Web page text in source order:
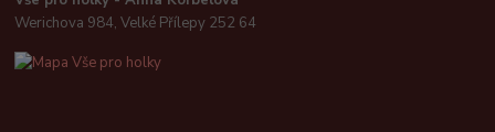
Werichova 984, Velké Přílepy 252 64